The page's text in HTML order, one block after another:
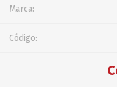
Marca:
Código: